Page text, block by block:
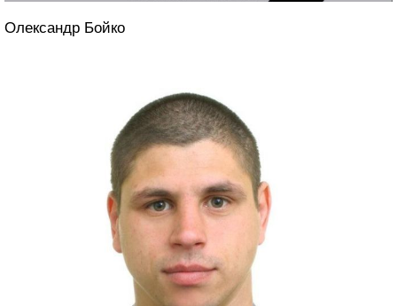
Олександр Бойко